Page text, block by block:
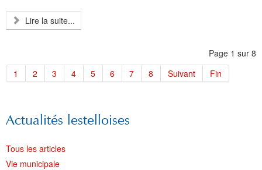
Lire la suite...
Page 1 sur 8
1
2 3 4 5 6 7 8 Suivant Fin
Actualités lestelloises
Tous les articles
Vie municipale